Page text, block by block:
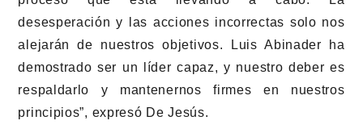
desesperación y las acciones incorrectas solo nos
alejarán de nuestros objetivos. Luis Abinader ha
demostrado ser un líder capaz, y nuestro deber es
respaldarlo y mantenernos firmes en nuestros
principios”, expresó De Jesús.